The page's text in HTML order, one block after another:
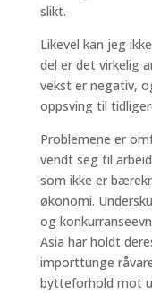
slikt.
Likevel kan jeg
del er det virkelig
vekst er negativ,
oppsving til
Problemene er
vendt seg til
som ikke er
økonomi.
og
Asia har holdt
importtunge
bytteforhold mot